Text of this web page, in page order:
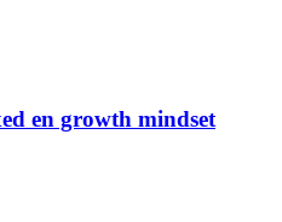
en growth mindset